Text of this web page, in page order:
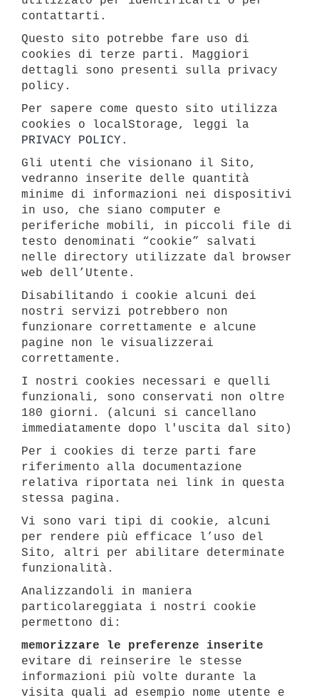
contattarti.
Questo sito potrebbe fare uso di
cookies di terze parti. Maggiori
dettagli sono presenti sulla privacy
policy.
Per sapere come questo sito utilizza
cookies o localStorage, leggi la
PRIVACY POLICY .
Gli utenti che visionano il Sito,
vedranno inserite delle quantità
minime di informazioni nei dispositivi
in uso, che siano computer e
periferiche mobili, in piccoli file di
testo denominati “cookie” salvati
nelle directory utilizzate dal browser
web dell’Utente.
Disabilitando i cookie alcuni dei
nostri servizi potrebbero non
funzionare correttamente e alcune
pagine non le visualizzerai
correttamente.
I nostri cookies necessari e quelli
funzionali, sono conservati non oltre
180 giorni. (alcuni si cancellano
immediatamente dopo l'uscita dal sito)
Per i cookies di terze parti fare
riferimento alla documentazione
relativa riportata nei link in questa
stessa pagina.
Vi sono vari tipi di cookie, alcuni
per rendere più efficace l’uso del
Sito, altri per abilitare determinate
funzionalità.
Analizzandoli in maniera
particolareggiata i nostri cookie
permettono di:
memorizzare le preferenze inserite
evitare di reinserire le stesse
informazioni più volte durante la
visita quali ad esempio nome utente e